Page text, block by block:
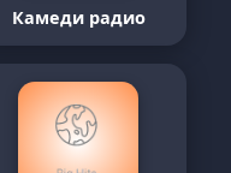
Камеди радио